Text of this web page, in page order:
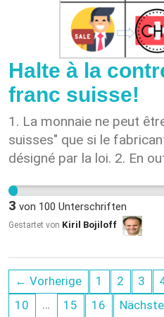
quindi ampiamente
Halte à la
franc suisse!
1. La monnaie ne peut
suisses" que si le
désigné par la loi. 2. En
certain qu'il s'agira
manière centralisée
directement par le
l'ensemble du peuple
que ce soit par une
instrument démocratique.
3 von 100 Unterschriften
Gestartet von Kiril Bojiloff
← Vorherige 1 2 3
10
… 15 16